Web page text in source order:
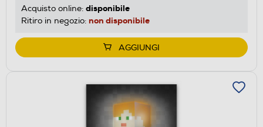
Acquisto online: disponibile
Ritiro in negozio: non disponibile
AGGIUNGI